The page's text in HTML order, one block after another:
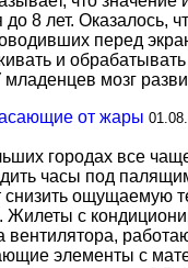
до 8 лет. Оказалось,
перед
и
мозг
от жары
городах все
часы под
снизить ощущаемую
Жилеты с
элементы с